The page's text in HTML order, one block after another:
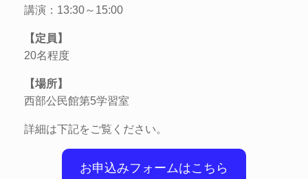
講演：13:30～15:00
【定員】
20名程度
【場所】
西部公民館第5学習室
詳細は下記をご覧ください。
お申込みフォームはこちら